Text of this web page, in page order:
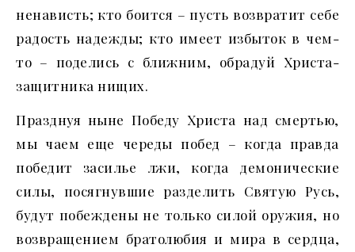
ненависть; кто боится – пусть возвратит себе
радость надежды; кто имеет избыток в чем-
то – поделись с ближним, обрадуй Христа-
защитника нищих.
Празднуя ныне Победу Христа над смертью,
мы чаем еще череды побед – когда правда
победит засилье лжи, когда демонические
силы, посягнувшие разделить Святую Русь,
будут побеждены не только силой оружия, но
возвращением братолюбия и мира в сердца,